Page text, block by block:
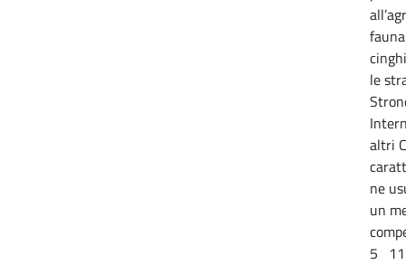
le
altri
ne
un
5